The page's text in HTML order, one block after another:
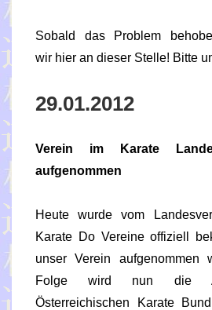
Sobald das Problem
wir hier an dieser Stelle! Bitte
29.01.2012
Verein im Karate
aufgenommen
Heute wurde vom
Karate Do Vereine offiziell
unser Verein aufgenommen
Folge wird nun die
Österreichischen Karate